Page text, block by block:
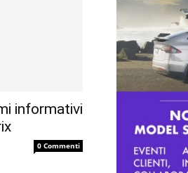
informativi
0 Commenti